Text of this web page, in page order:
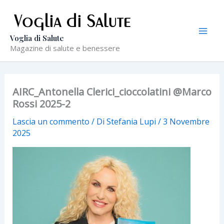
contenuto
Voglia di Salute
Magazine di salute e benessere
AIRC_Antonella Clerici_cioccolatini @Marco
Rossi 2025-2
Lascia un commento / Di Stefania Lupi /3 Novembre
2025